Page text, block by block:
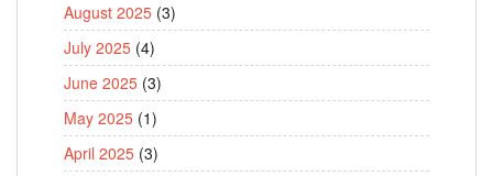
August 2025 (3)
July 2025 (4)
June 2025 (3)
May 2025 (1)
April 2025 (3)